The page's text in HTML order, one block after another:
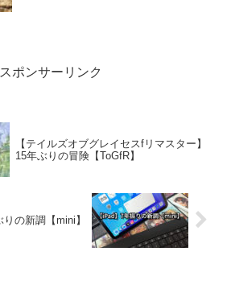
スポンサーリンク
【テイルズオブグレイセスfリマスター】
15年ぶりの冒険【ToGfR】
りの新調【mini】